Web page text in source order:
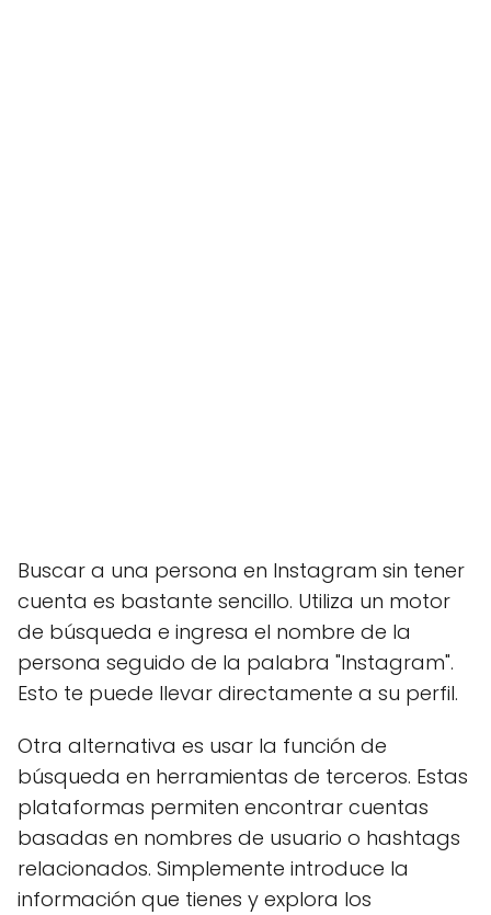
Buscar a una persona en Instagram sin tener
cuenta es bastante sencillo. Utiliza un motor
de búsqueda e ingresa el nombre de la
persona seguido de la palabra "Instagram".
Esto te puede llevar directamente a su perfil.
Otra alternativa es usar la función de
búsqueda en herramientas de terceros. Estas
plataformas permiten encontrar cuentas
basadas en nombres de usuario o hashtags
relacionados. Simplemente introduce la
información que tienes y explora los